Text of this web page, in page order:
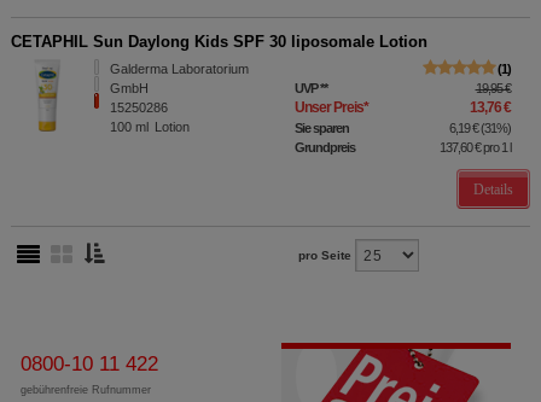
CETAPHIL Sun Daylong Kids SPF 30 liposomale Lotion
Galderma Laboratorium
GmbH
15250286
100 ml Lotion
1
UVP** 19,95 €
Unser Preis* 13,76 €
Sie sparen 6,19 €(31%)
Grundpreis
137,60 €pro 1 l
Details
pro Seite
0800-10 11 422
gebührenfreie Rufnummer